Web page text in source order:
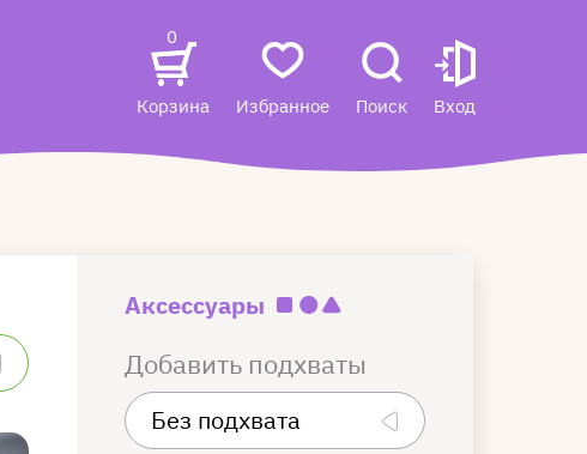
0
Корзина Избранное Поиск Вход
Аксессуары
Добавить подхваты